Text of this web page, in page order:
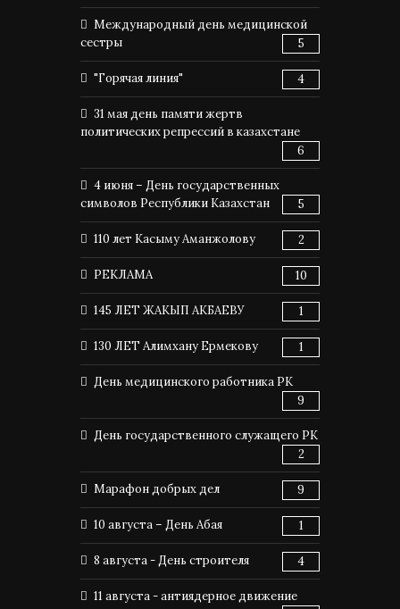
Международный день медицинской
сестры
5
"Горячая линия" 4
31 мая день памяти жертв
политических репрессий в казахстане
6
4 июня – День государственных
символов Республики Казахстан
5
110 лет Касыму Аманжолову 2
РЕКЛАМА 10
145 ЛЕТ ЖАКЫП АКБАЕВУ 1
130 ЛЕТ Алимхану Ермекову 1
День медицинского работника РК
9
День государственного служащего РК
2
Марафон добрых дел 9
10 августа – День Абая 1
8 августа - День строителя 4
11 августа - антиядерное движение